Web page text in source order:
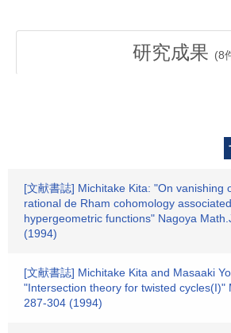
研究成果 (8
[文献書誌] Michitake Kita: "On vanishing
rational de Rham cohomology
hypergeometric functions" Nagoya
(1994)
[文献書誌] Michitake Kita and Masaaki
"Intersection theory for twisted cycles(I)"
287-304 (1994)